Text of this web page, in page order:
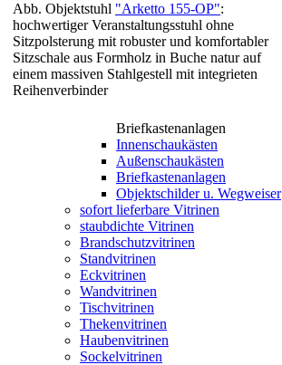
Abb. Objektstuhl "Arketto 155-OP":
hochwertiger Veranstaltungsstuhl ohne
Sitzpolsterung mit robuster und komfortabler
Sitzschale aus Formholz in Buche natur auf
einem massiven Stahlgestell mit integrieten
Reihenverbinder
Briefkastenanlagen
Innenschaukästen
Außenschaukästen
Briefkastenanlagen
Objektschilder u. Wegweiser
sofort lieferbare Vitrinen
staubdichte Vitrinen
Brandschutzvitrinen
Standvitrinen
Eckvitrinen
Wandvitrinen
Tischvitrinen
Thekenvitrinen
Haubenvitrinen
Sockelvitrinen